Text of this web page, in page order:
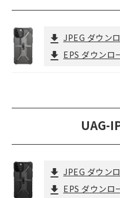
JPEG ダウン
EPS ダウンロ
UAG-
JPEG ダウン
EPS ダウンロ